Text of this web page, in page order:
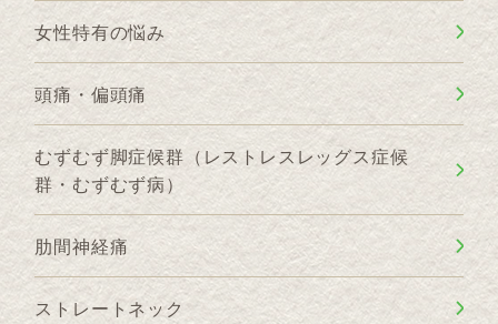
女性特有の悩み
頭痛・偏頭痛
むずむず脚症候群（レストレスレッグス症候
群・むずむず病）
肋間神経痛
ストレートネック